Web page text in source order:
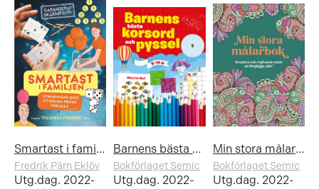
Smartast i familjen – utmaningar, quiz och roliga tricks för alla
Fredrik Pärn Eklöv
Utg.dag. 2022-
Barnens bästa korsord och pyssel
Bokförlaget Semic
Utg.dag. 2022-
Min stora målarbok
Bokförlaget Semic
Utg.dag. 2022-